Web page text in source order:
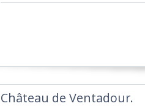
‎Château de Ventadour.‎